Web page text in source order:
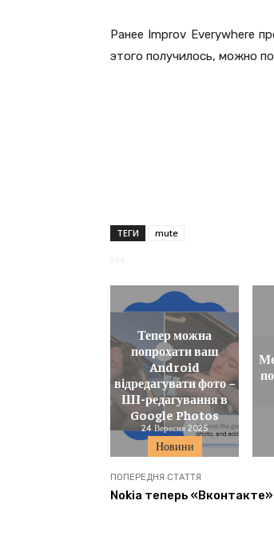
Ранее Improv Everywhere
этого получилось, можно
ТЕГИ mute
Новини
Тепер можна
попрохати ваш
Android
відредагувати фото –
ШІ-редагування в
Google Photos
24 Вересня 2025
ПОПЕРЕДНЯ СТАТТЯ
Nokia теперь «Вконтакте»